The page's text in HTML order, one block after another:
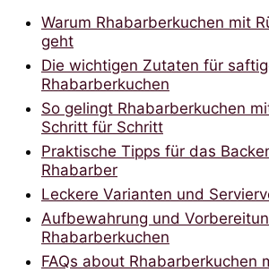
Warum Rhabarberkuchen mit
geht
Die wichtigen Zutaten für
Rhabarberkuchen
So gelingt Rhabarberkuchen
Schritt für Schritt
Praktische Tipps für das
Rhabarber
Leckere Varianten und
Aufbewahrung und
Rhabarberkuchen
FAQs about Rhabarberkuchen